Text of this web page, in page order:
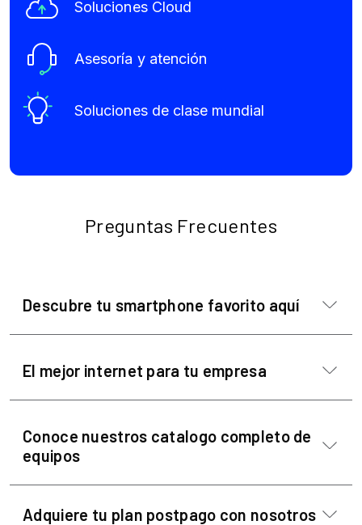
Soluciones Cloud
Asesoría y atención
Soluciones de clase mundial
Preguntas Frecuentes
Descubre tu smartphone favorito aquí
El mejor internet para tu empresa
Conoce nuestros catalogo completo de
equipos
Adquiere tu plan postpago con nosotros